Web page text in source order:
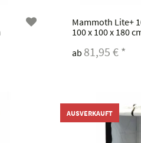
Mammoth Lite+
100 x 100 x 180
ab 81,95 € *
AUSVERKAUFT